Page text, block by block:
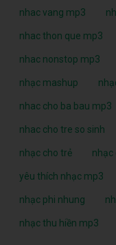
nhac vang mp3
nhac thon que mp3
nhac nonstop mp3
nhạc mashup
nhac cho ba bau mp3
nhac cho tre so sinh
nhạc cho trẻ nhạc
yêu thích nhạc mp3
nhạc phi nhung
nhạc thu hiền mp3